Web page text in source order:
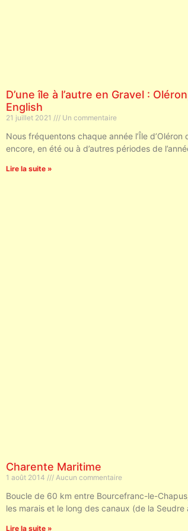
D’une île à l’autre en Gravel :
English
21 juillet 2021 Un commentaire
Nous fréquentons chaque année l’Île
encore, en été ou à d’autres périodes de
Lire la suite »
Charente Maritime
1 août 2014 Aucun commentaire
Boucle de 60 km entre Bourcefranc-le-
les marais et le long des canaux (de la Seudre
Lire la suite »